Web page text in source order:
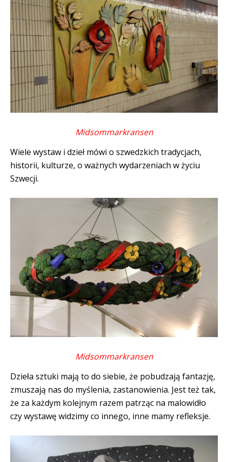
Midsommarkransen
Wiele wystaw i dzieł mówi o szwedzkich tradycjach,
historii, kulturze, o ważnych wydarzeniach w życiu
Szwecji.
Midsommarkransen
Dzieła sztuki mają to do siebie, że pobudzają fantazję,
zmuszają nas do myślenia, zastanowienia. Jest też tak,
że za każdym kolejnym razem patrząc na malowidło
czy wystawę widzimy co innego, inne mamy refleksje.